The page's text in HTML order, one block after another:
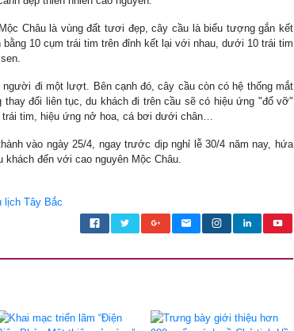
Châu là vùng đất tươi đẹp, cây cầu là biểu tượng gắn kết
10 cụm trái tim trên đỉnh kết lại với nhau, dưới 10 trái tim
người đi một lượt. Bên cạnh đó, cây cầu còn có hệ thống mắt
đổi liên tục, du khách đi trên cầu sẽ có hiệu ứng "đổ vỡ"
trái tim, hiệu ứng nở hoa, cá bơi dưới chân…
vào ngày 25/4, ngay trước dịp nghỉ lễ 30/4 năm nay, hứa
khách đến với cao nguyên Mộc Châu.
lịch Tây Bắc